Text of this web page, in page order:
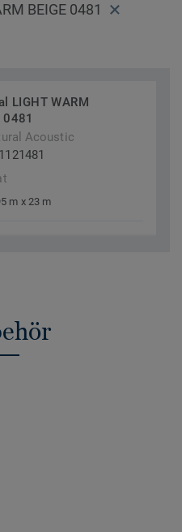
BEIGE 0481
LIGHT WARM
0481
Acoustic
m x 23 m